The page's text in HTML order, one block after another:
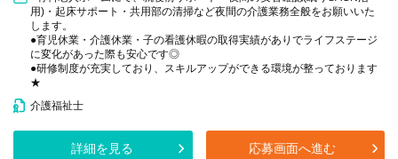
用)・起床サポート・共用部の清掃など夜間の介護業務全般をお願いいた
します。
●育児休業・介護休業・子の看護休暇の取得実績がありでライフステージ
に変化があった際も安心です◎
●研修制度が充実しており、スキルアップができる環境が整っております
★
介護福祉士
詳細を見る 応募画面へ進む